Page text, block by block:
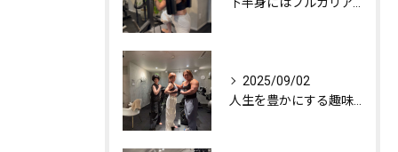
2025/09/02